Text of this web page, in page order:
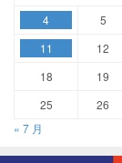
4
5
11
12
18
19
25
26
« 7 月